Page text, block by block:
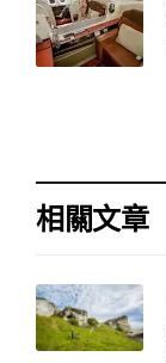
相關文章